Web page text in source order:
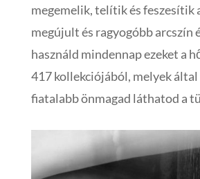
megemelik, telítik és feszesítik
megújult és ragyogóbb arcszín
használd mindennap ezeket a
417 kollekciójából, melyek által
fiatalabb önmagad láthatod a